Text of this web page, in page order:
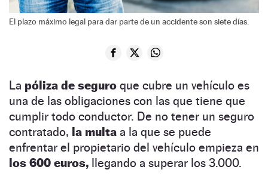
El plazo máximo legal para dar parte de un accidente son siete días.
La póliza de seguro que cubre un vehículo es
una de las obligaciones con las que tiene que
cumplir todo conductor. De no tener un seguro
contratado, la multa a la que se puede
enfrentar el propietario del vehículo empieza en
los 600 euros, llegando a superar los 3.000.